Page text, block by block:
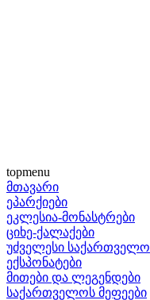
topmenu
მთავარი
ეპარქიები
ეკლესია-მონასტრები
ციხე-ქალაქები
უძველესი საქართველო
ექსპონატები
მითები და ლეგენდები
საქართველოს მეფეები